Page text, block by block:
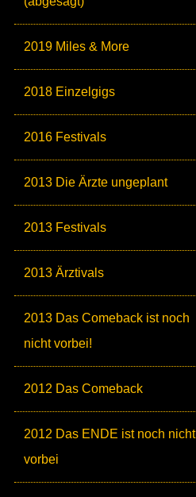
2019 Miles & More
2018 Einzelgigs
2016 Festivals
2013 Die Ärzte ungeplant
2013 Festivals
2013 Ärztivals
2013 Das Comeback ist noch
nicht vorbei!
2012 Das Comeback
2012 Das ENDE ist noch nicht
vorbei